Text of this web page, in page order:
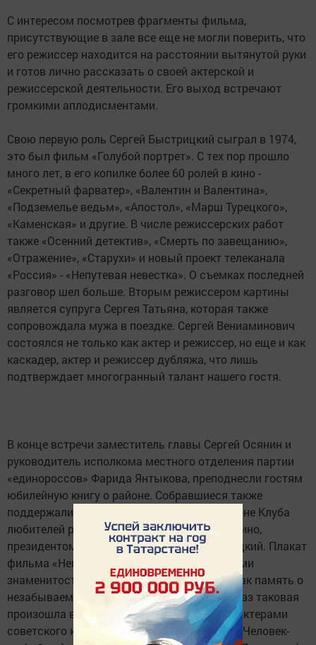
С интересом посмотрев фрагменты фильма,
присутствующие в зале все еще не могли поверить, что
его режиссер находится на расстоянии вытянутой руки
и готов лично рассказать о своей актерской и
режиссерской деятельности. Его выход встречают
громкими аплодисментами.
Свою первую роль Сергей Быстрицкий сыграл в 1974,
это был фильм «Голубой портрет». С тех пор прошло
много лет, в его копилке более 60 ролей в кино -
«Секретный фарватер», «Валентин и Валентина»,
«Подземелье ведьм», «Апостол», «Марш Турецкого»,
«Каменская» и другие. В числе режиссерских работ
также «Осенний детектив», «Смерть по завещанию»,
«Отражение», «Старухи» и новый проект телеканала
«Россия» - «Непутевая невестка». О съемках последней
разговор шел больше. Вторым режиссером картины
является супруга Сергея Татьяна, которая также
сопровождала мужа в поездке. Сергей Вениаминович
состоялся не только как актер и режиссер, но еще и как
каскадер, актер и режиссер дубляжа, что лишь
подтверждает многогранный талант нашего гостя.
В конце встречи заместитель главы Сергей Осянин и
руководитель исполкома местного отделения партии
«единороссов» Фарида Янтыкова, преподнесли гостям
юбилейную книгу о районе. Собравшиеся также
поддержали идею о создании в нашем районе Клуба
любителей российского и татарстанского кино,
президентом которого стал Сергей Быстрицкий. Плакат
фильма «Непутевая невестка» с автографами
знаменитостей осталась в нашем районе, как память о
незабываемой встрече. Ведь в последний раз таковая
произошла в нашем районе 30 лет назад с актерами
советского кино Владимиром Кореневым («Человек-